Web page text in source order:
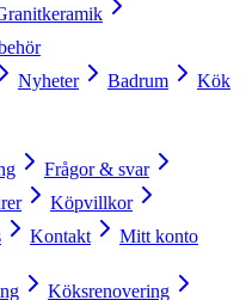
Nyheter Badrum
Kök
Frågor & svar
Köpvillkor
Kontakt
Mitt konto
Köksrenovering